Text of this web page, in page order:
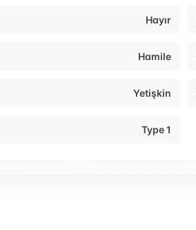
Hayır
Hamile
Yetişkin
Type 1